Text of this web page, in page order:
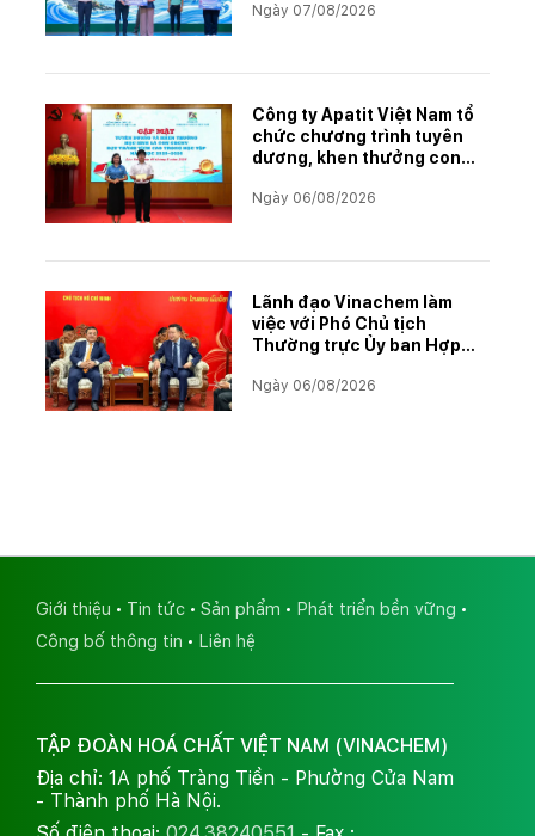
Ngày 07/08/2026
Công ty Apatit Việt Nam tổ
chức chương trình tuyên
dương, khen thưởng con
học tập xuất sắc năm học
Ngày 06/08/2026
Lãnh đạo Vinachem làm
việc với Phó Chủ tịch
Thường trực Ủy ban Hợp
đẩy triển khai Dự án Kali
Ngày 06/08/2026
Giới thiệu Tin tức Sản phẩm
Phát triển bền vững
Công bố thông tin
Liên hệ
TẬP ĐOÀN HOÁ CHẤT VIỆT NAM (VINACHEM)
Địa chỉ: 1A phố Tràng Tiền - Phường Cửa Nam
- Thành phố Hà Nội.